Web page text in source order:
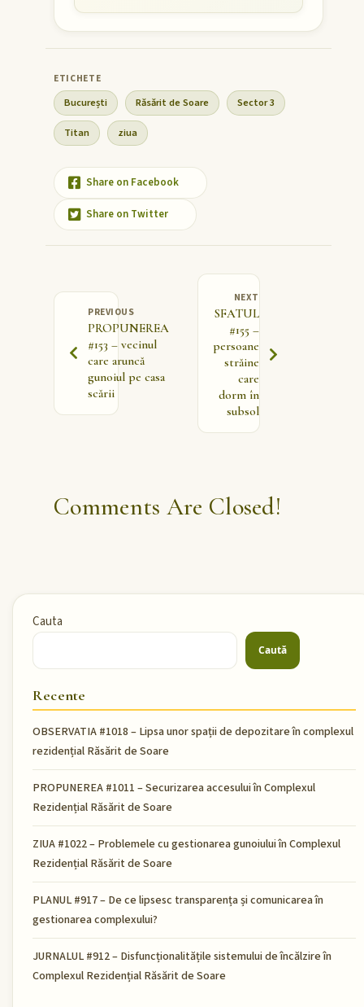
București Răsărit de Soare Sector 3
Titan ziua
Share on Facebook
Share on Twitter
PREVIOUS
PROPUNEREA
#153 – vecinul
care aruncă
gunoiul pe casa
scării
NEXT
SFATUL
#155 –
persoane
străine
care
dorm în
subsol
Comments Are Closed!
Cauta
Caută
Recente
OBSERVATIA #1018 – Lipsa unor spații de depozitare în complexul
rezidențial Răsărit de Soare
PROPUNEREA #1011 – Securizarea accesului în Complexul
Rezidențial Răsărit de Soare
ZIUA #1022 – Problemele cu gestionarea gunoiului în Complexul
Rezidențial Răsărit de Soare
PLANUL #917 – De ce lipsesc transparența și comunicarea în
gestionarea complexului?
JURNALUL #912 – Disfuncționalitățile sistemului de încălzire în
Complexul Rezidențial Răsărit de Soare